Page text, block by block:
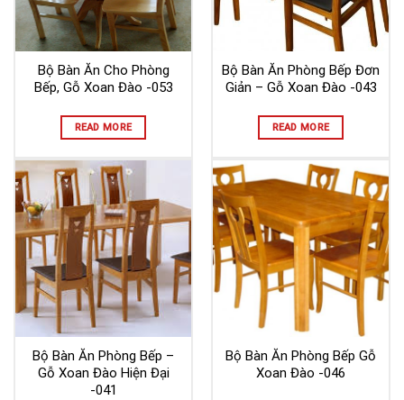
Bộ Bàn Ăn Cho Phòng
Bếp, Gỗ Xoan Đào -053
READ MORE
Bộ Bàn Ăn Phòng Bếp Đơn
Giản – Gỗ Xoan Đào -043
READ MORE
Bộ Bàn Ăn Phòng Bếp –
Gỗ Xoan Đào Hiện Đại
-041
Bộ Bàn Ăn Phòng Bếp Gỗ
Xoan Đào -046